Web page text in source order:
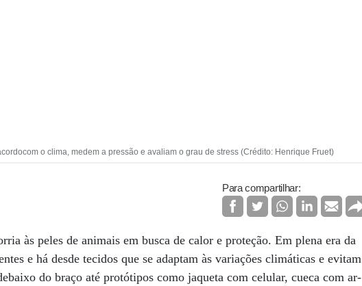
o clima, medem a pressão e avaliam o grau de stress (Crédito: Henrique Fruet)
Para compartilhar:
às peles de animais em busca de calor e proteção. Em plena era da
e há desde tecidos que se adaptam às variações climáticas e evitam
do braço até protótipos como jaqueta com celular, cueca com ar-